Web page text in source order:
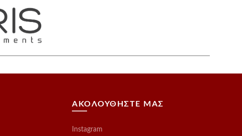
ΑΚΟΛΟΥΘΗΣΤΕ ΜΑΣ
Instagram